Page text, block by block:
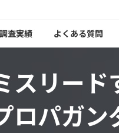
査実績 よくある質問
スリード
パガン